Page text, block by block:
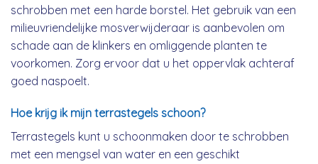
schrobben met een harde borstel. Het gebruik van een
milieuvriendelijke mosverwijderaar is aanbevolen om
schade aan de klinkers en omliggende planten te
voorkomen. Zorg ervoor dat u het oppervlak achteraf
goed naspoelt.
Hoe krijg ik mijn terrastegels schoon?
Terrastegels kunt u schoonmaken door te schrobben
met een mengsel van water en een geschikt